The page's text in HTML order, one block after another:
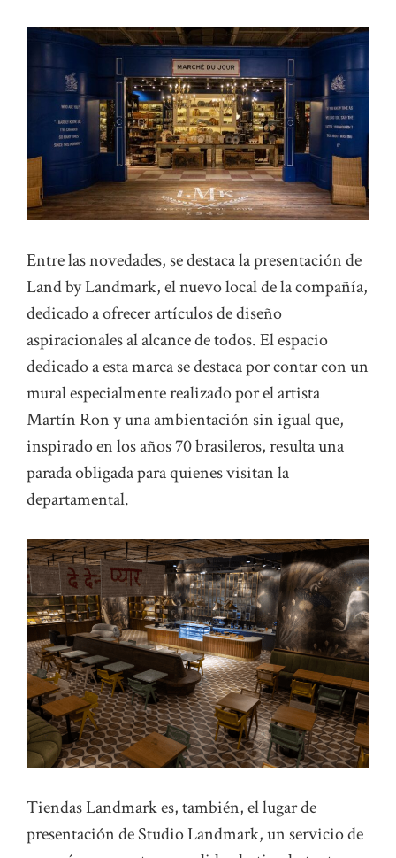
Entre las novedades, se destaca la presentación de
Land by Landmark, el nuevo local de la compañía,
dedicado a ofrecer artículos de diseño
aspiracionales al alcance de todos. El espacio
dedicado a esta marca se destaca por contar con un
mural especialmente realizado por el artista
Martín Ron y una ambientación sin igual que,
inspirado en los años 70 brasileros, resulta una
parada obligada para quienes visitan la
departamental.
Tiendas Landmark es, también, el lugar de
presentación de Studio Landmark, un servicio de